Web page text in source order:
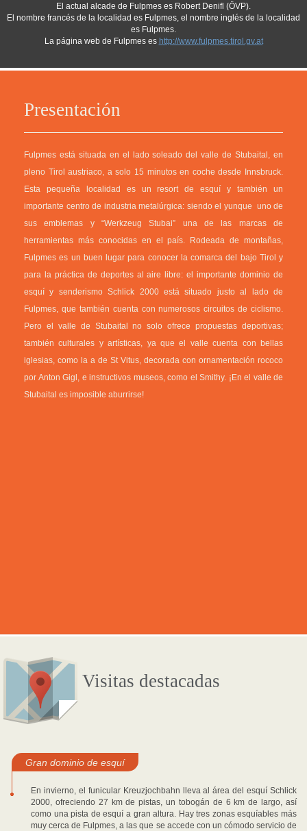
Presentación
Fulpmes está situada en el lado soleado del valle de Stubaital, en
pleno Tirol austriaco, a solo 15 minutos en coche desde Innsbruck.
Esta pequeña localidad es un resort de esquí y también un
importante centro de industria metalúrgica: siendo el yunque uno de
sus emblemas y “Werkzeug Stubai” una de las marcas de
herramientas más conocidas en el país. Rodeada de montañas,
Fulpmes es un buen lugar para conocer la comarca del bajo Tirol y
para la práctica de deportes al aire libre: el importante dominio de
esquí y senderismo Schlick 2000 está situado justo al lado de
Fulpmes, que también cuenta con numerosos circuitos de ciclismo.
Pero el valle de Stubaital no solo ofrece propuestas deportivas;
también culturales y artísticas, ya que el valle cuenta con bellas
iglesias, como la a de St Vitus, decorada con ornamentación rococo
por Anton Gigl, e instructivos museos, como el Smithy. ¡En el valle de
Stubaital es imposible aburrirse!
El actual alcade de Fulpmes es Robert Denifl (ÖVP).
El nombre francés de la localidad es Fulpmes, el nombre inglés de la localidad
es Fulpmes.
La página web de Fulpmes es http://www.fulpmes.tirol.gv.at
Visitas destacadas
Gran dominio de esquí
En invierno, el funicular Kreuzjochbahn lleva al área del esquí Schlick
2000, ofreciendo 27 km de pistas, un tobogán de 6 km de largo, así
como una pista de esquí a gran altura. Hay tres zonas esquíables más
muy cerca de Fulpmes, a las que se accede con un cómodo servicio de